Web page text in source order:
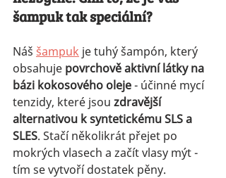
šampuk tak speciální?
Náš šampuk je tuhý šampón, který
obsahuje povrchově aktivní látky na
bázi kokosového oleje - účinné mycí
tenzidy, které jsou zdravější
alternativou k syntetickému SLS a
SLES. Stačí několikrát přejet po
mokrých vlasech a začít vlasy mýt -
tím se vytvoří dostatek pěny.